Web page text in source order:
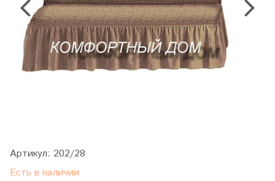
Артикул: 202/28
Есть в наличии